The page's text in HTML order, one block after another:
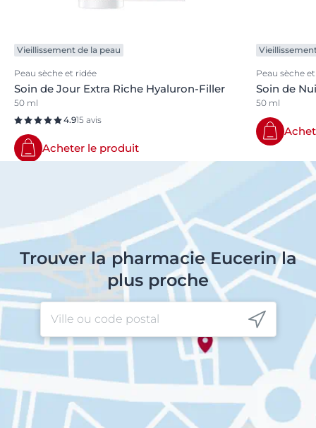
Vieillissement de la peau
Peau sèche et ridée
Soin de Jour Extra Riche Hyaluron-Filler
50 ml
4.915 avis
Acheter le produit
Peau sèche
Soin de
50 ml
Trouver la pharmacie Eucerin la
plus proche